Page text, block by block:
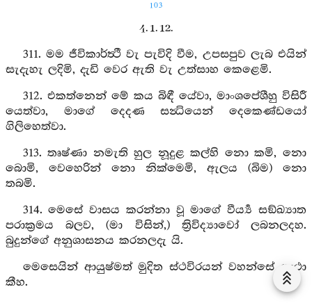
103
4. 1. 12.
311. මම ජීවිකාර්ත්‍ථී වැ පැවිදි වීම, උපසපුව ලැබ එයින්
සැදැහැ ලදිමි, දැඩි වෙර ඇති වැ උත්සාහ කෙළෙමි.
312. එකත්නෙන් මේ කය බිඳී යේවා, මාංශපේශීහු විසිරී
යෙත්වා, මාගේ දෙදණ සන්‍ධියෙන් දෙකෙණ්ඩයෝ
ගිලිහෙත්වා.
313. තෘෂ්ණා නමැති හුල නූදුළ කල්හි නො කමි, නො
බොමි, වෙහෙරින් නො නික්මෙමි, ඇලය (බිම) නො
තබමි.
314. මෙසේ වාසය කරන්නා වූ මාගේ වීර්‍ය්‍ය සඞ්ඛ්‍යාත
පරාක්‍රමය බලව, (මා විසින්,) ත්‍රිවිද්‍යාවෝ ලබනලදහ.
බුදුන්ගේ අනුශාසනය කරනලදැ යි.
මෙසෙයින් ආයුෂ්මත් මුදිත ස්ථවිරයන් වහන්සේ ගාථා
කීහ.